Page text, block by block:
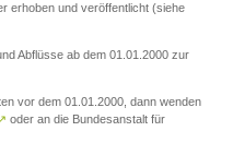
erhoben und veröffentlicht (siehe
Abflüsse ab dem 01.01.2000 zur
vor dem 01.01.2000, dann wenden
↗ oder an die Bundesanstalt für